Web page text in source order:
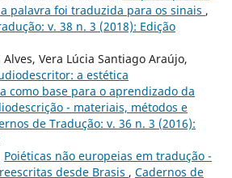
palavra foi traduzida para os sinais ,
v. 38 n. 3 (2018): Edição
Vera Lúcia Santiago Araújo,
a estética
como base para o aprendizado da
- materiais, métodos e
de Tradução: v. 36 n. 3 (2016):
Poiéticas não europeias em tradução -
desde Brasis , Cadernos de